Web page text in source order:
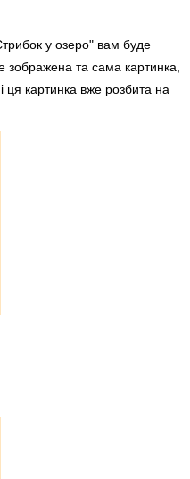
у озеро" вам буде
зображена та сама картинка,
ця картинка вже розбита на